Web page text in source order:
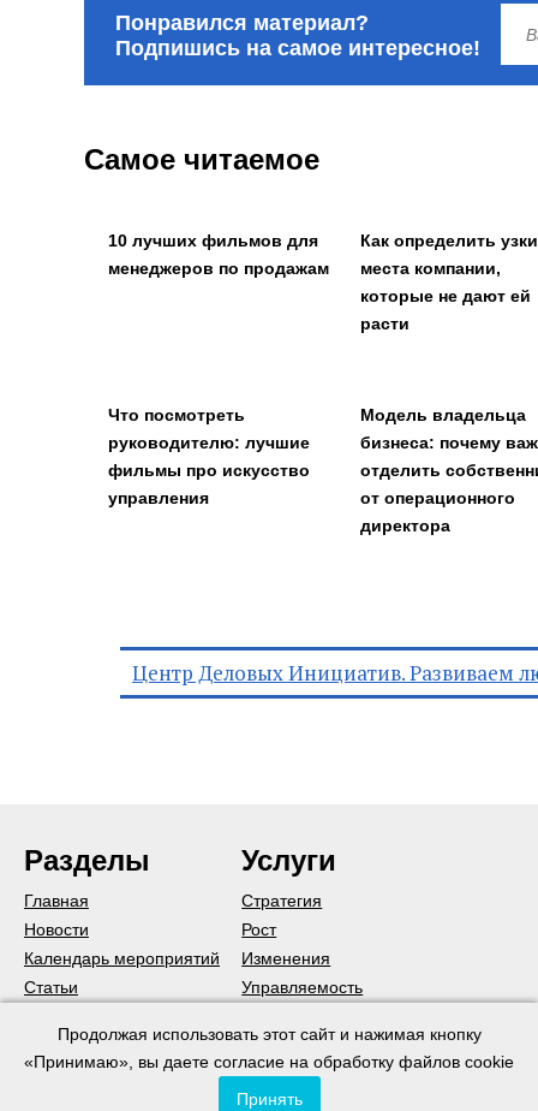
Понравился материал?
Подпишись на самое интересное!
Самое читаемое
10 лучших фильмов для
менеджеров по продажам
Как определить
места компании,
которые не дают ей
расти
Что посмотреть
руководителю: лучшие
фильмы про искусство
управления
Модель владельца
бизнеса: почему
отделить
от операционного
директора
Центр Деловых Инициатив. Развиваем
Разделы Услуги
Главная
Новости
Календарь мероприятий
Статьи
Стратегия
Рост
Изменения
Управляемость
Коммуникации
Постановка менеджмента
Продолжая использовать этот сайт и нажимая кнопку
«Принимаю», вы даете согласие на обработку файлов cookie
Принять